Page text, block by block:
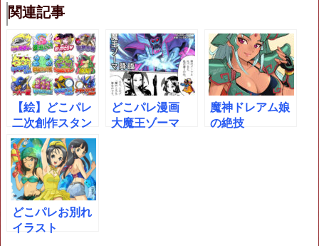
関連記事
【絵】どこパレ
二次創作スタン
プ描きました！
どこパレ漫画
大魔王ゾーマ
魔神ドレアム娘
の絶技
どこパレお別れ
イラスト